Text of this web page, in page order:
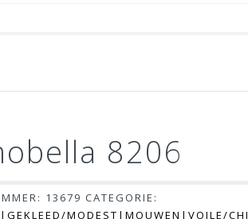
8206
13679 CATEGORIE:
MODEST|MOUWEN|VOILE/